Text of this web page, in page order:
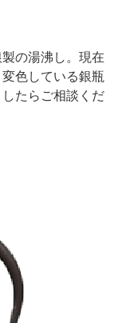
の湯沸し。現在
色している銀瓶
たらご相談くだ